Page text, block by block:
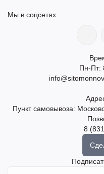
Мы в соцсетях
Пн-Пт:
Пункт самовывоза:
8